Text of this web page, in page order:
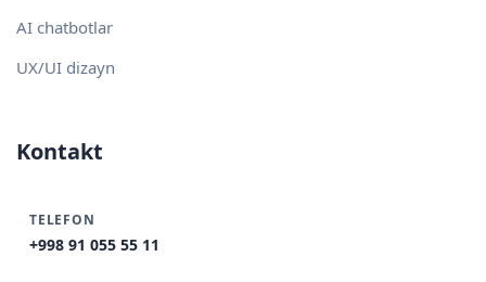
AI chatbotlar
UX/UI dizayn
Kontakt
TELEFON
+998 91 055 55 11